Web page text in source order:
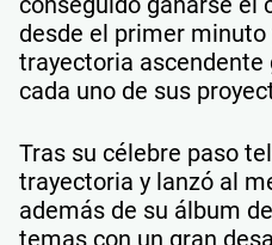
desde el primer minuto
trayectoria ascendente
cada uno de sus
Tras su célebre paso
trayectoria y lanzó al
además de su álbum
temas con un gran